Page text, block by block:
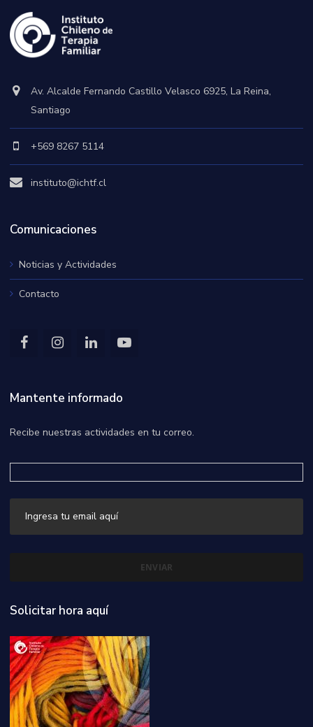
Av. Alcalde Fernando Castillo Velasco 6925, La Reina,
Santiago
+569 8267 5114
instituto@ichtf.cl
Comunicaciones
Noticias y Actividades
Contacto
Mantente informado
Recibe nuestras actividades en tu correo.
Solicitar hora aquí